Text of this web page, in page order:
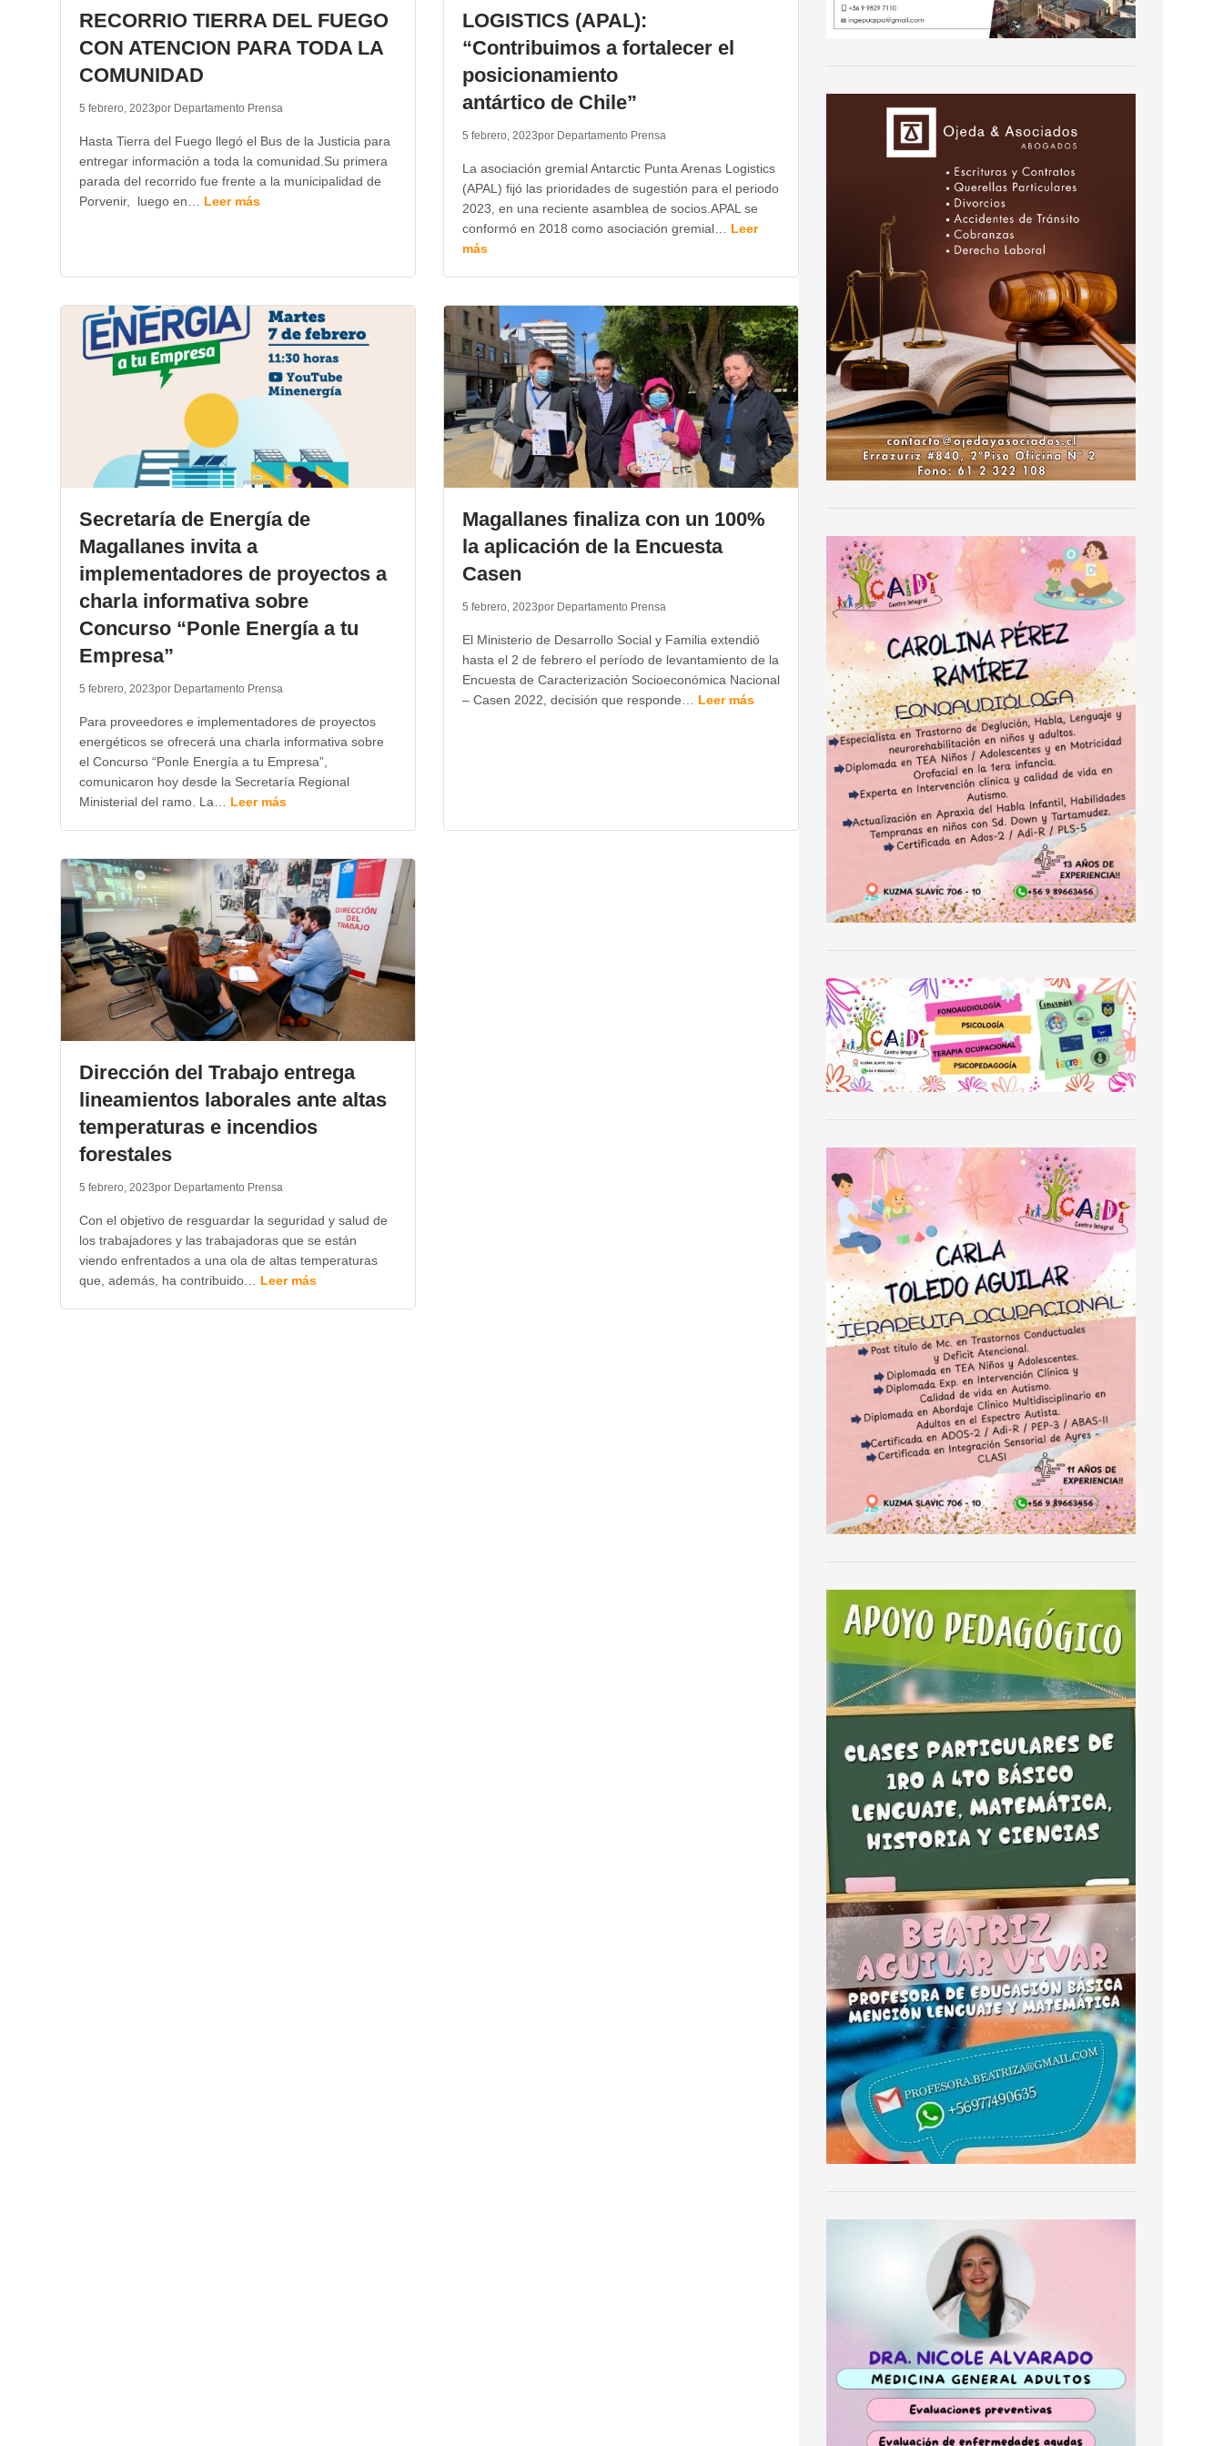
RECORRIO TIERRA DEL FUEGO
CON ATENCION PARA TODA LA
COMUNIDAD
5 febrero, 2023por Departamento Prensa
Hasta Tierra del Fuego llegó el Bus de la Justicia para
entregar información a toda la comunidad.Su primera
parada del recorrido fue frente a la municipalidad de
Porvenir, luego en… Leer más
LOGISTICS (APAL):
“Contribuimos a fortalecer el
posicionamiento
antártico de Chile”
5 febrero, 2023por Departamento Prensa
La asociación gremial Antarctic Punta Arenas Logistics
(APAL) fijó las prioridades de sugestión para el periodo
2023, en una reciente asamblea de socios.APAL se
conformó en 2018 como asociación gremial… Leer
más
Secretaría de Energía de
Magallanes invita a
implementadores de proyectos a
charla informativa sobre
Concurso “Ponle Energía a tu
Empresa”
5 febrero, 2023por Departamento Prensa
Para proveedores e implementadores de proyectos
energéticos se ofrecerá una charla informativa sobre
el Concurso “Ponle Energía a tu Empresa”,
comunicaron hoy desde la Secretaría Regional
Ministerial del ramo. La… Leer más
Magallanes finaliza con un 100%
la aplicación de la Encuesta
Casen
5 febrero, 2023por Departamento Prensa
El Ministerio de Desarrollo Social y Familia extendió
hasta el 2 de febrero el período de levantamiento de la
Encuesta de Caracterización Socioeconómica Nacional
– Casen 2022, decisión que responde… Leer más
Dirección del Trabajo entrega
lineamientos laborales ante altas
temperaturas e incendios
forestales
5 febrero, 2023por Departamento Prensa
Con el objetivo de resguardar la seguridad y salud de
los trabajadores y las trabajadoras que se están
viendo enfrentados a una ola de altas temperaturas
que, además, ha contribuido… Leer más